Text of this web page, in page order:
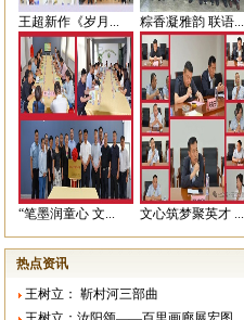
王超新作《岁月... 粽香凝雅韵 联语...
“笔墨润童心 文... 文心筑梦聚英才 ...
热点资讯
王树立： 靳村河三部曲